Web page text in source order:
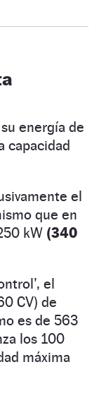
energía de
capacidad
el
que en
kW (340
el
CV) de
es de 563
los 100
máxima